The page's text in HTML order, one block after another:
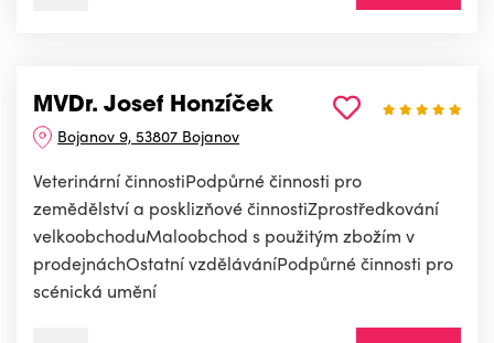
MVDr. Josef Honzíček
Bojanov 9, 53807 Bojanov
Veterinární činnostiPodpůrné činnosti pro
zemědělství a posklizňové činnostiZprostředkování
velkoobchoduMaloobchod s použitým zbožím v
prodejnáchOstatní vzděláváníPodpůrné činnosti pro
scénická umění